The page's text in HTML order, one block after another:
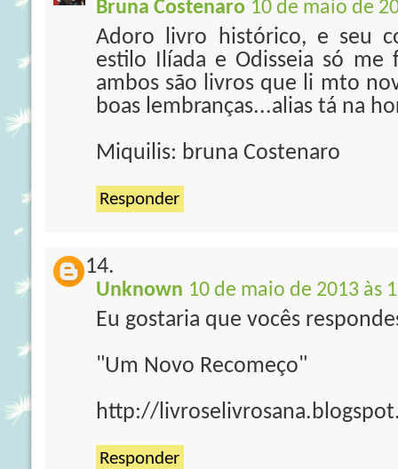
Bruna Costenaro 10 de maio de
Adoro livro histórico, e seu
estilo Ilíada e Odisseia só me
ambos são livros que li mto
boas lembranças...alias tá na
Miquilis: bruna Costenaro
Responder
Unknown 10 de maio de 2013 às
Eu gostaria que vocês
"Um Novo Recomeço"
http://
Responder